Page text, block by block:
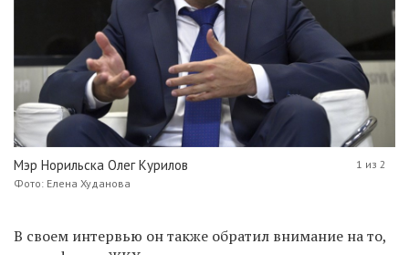
Мэр Норильска Олег Курилов
Фото: Елена Худанова
1 из 2
В своем интервью он также обратил внимание на то,